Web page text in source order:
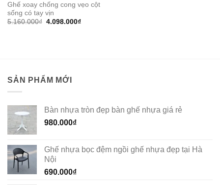
Ghế xoay chống cong vẹo cột
sống có tay vịn
5.160.000₫ Original
4.098.000₫Current
SẢN PHẨM MỚI
Bàn nhựa tròn đẹp bàn ghế nhựa giá rẻ
980.000₫
Ghế nhựa bọc đệm ngồi ghế nhựa đẹp tại Hà
Nội
690.000₫